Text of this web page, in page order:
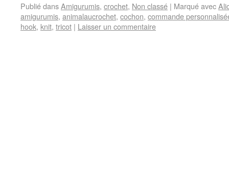
Publié dansAmigurumis, crochet, Non classé | Marqué avec
amigurumis, animalaucrochet, cochon, commande
hook, knit, tricot | Laisser un commentaire